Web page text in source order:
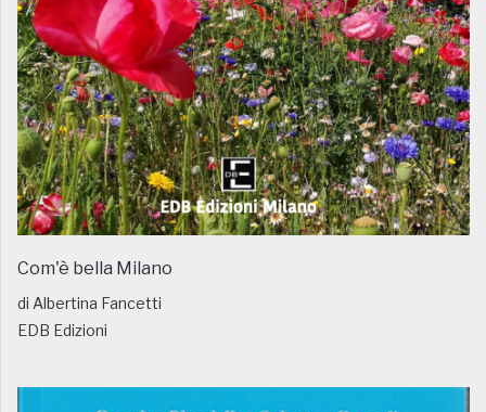
Com'è bella Milano
di Albertina Fancetti
EDB Edizioni